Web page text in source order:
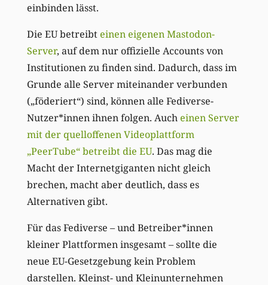
einbinden lässt.
Die EU betreibteinen eigenen Mastodon-
Server, auf dem nur offizielle Accounts von
Institutionen zu finden sind. Dadurch, dass im
Grunde alle Server miteinander verbunden
(„föderiert“) sind, können alle Fediverse-
Nutzer*innen ihnen folgen. Aucheinen Server
mit der quelloffenen Videoplattform
„PeerTube“ betreibt die EU. Das mag die
Macht der Internetgiganten nicht gleich
brechen, macht aber deutlich, dass es
Alternativen gibt.
Für das Fediverse – und Betreiber*innen
kleiner Plattformen insgesamt – sollte die
neue EU-Gesetzgebung kein Problem
darstellen. Kleinst- und Kleinunternehmen